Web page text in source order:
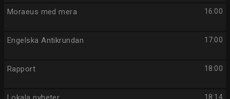
16:00
Moraeus med mera
17:00
Engelska Antikrundan
18:00
Rapport
18:14